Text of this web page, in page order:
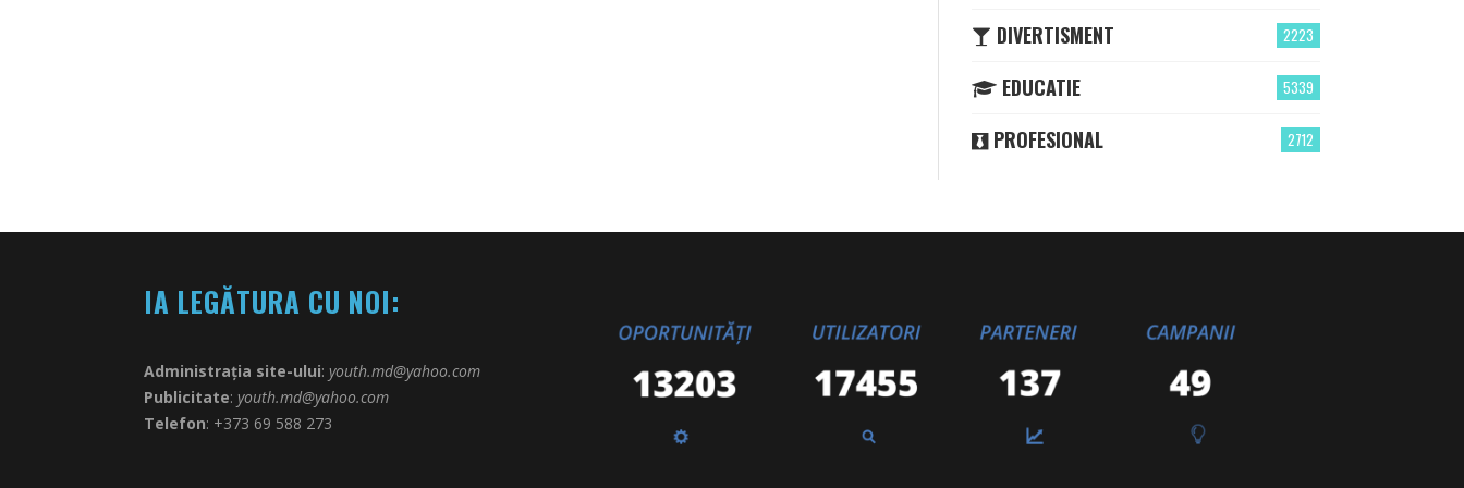
2223
DIVERTISMENT
5339
EDUCATIE
2712
PROFESIONAL
IA LEGĂTURA CU NOI:
Administrația site-ului: youth.md@yahoo.com
Publicitate: youth.md@yahoo.com
Telefon: +373 69 588 273